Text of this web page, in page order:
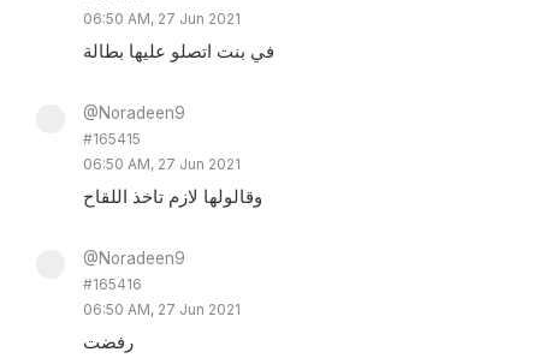
06:50 AM, 27 Jun 2021
في بنت اتصلو عليها بطالة
@Noradeen9
#165415
06:50 AM, 27 Jun 2021
وقالولها لازم تاخذ اللقاح
@Noradeen9
#165416
06:50 AM, 27 Jun 2021
رفضت